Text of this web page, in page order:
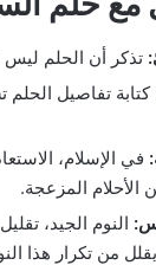
تذكر أن الحلم
كتابة تفاصيل
في الإسلام،
الأحلام المزعجة.
النوم الجيد،
من تكرار هذا